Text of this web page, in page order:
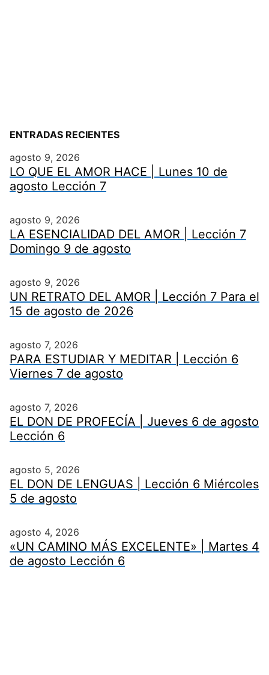
ENTRADAS RECIENTES
agosto 9, 2026
LO QUE EL AMOR HACE | Lunes 10 de
agosto Lección 7
agosto 9, 2026
LA ESENCIALIDAD DEL AMOR | Lección 7
Domingo 9 de agosto
agosto 9, 2026
UN RETRATO DEL AMOR | Lección 7 Para el
15 de agosto de 2026
agosto 7, 2026
PARA ESTUDIAR Y MEDITAR | Lección 6
Viernes 7 de agosto
agosto 7, 2026
EL DON DE PROFECÍA | Jueves 6 de agosto
Lección 6
agosto 5, 2026
EL DON DE LENGUAS | Lección 6 Miércoles
5 de agosto
agosto 4, 2026
«UN CAMINO MÁS EXCELENTE» | Martes 4
de agosto Lección 6